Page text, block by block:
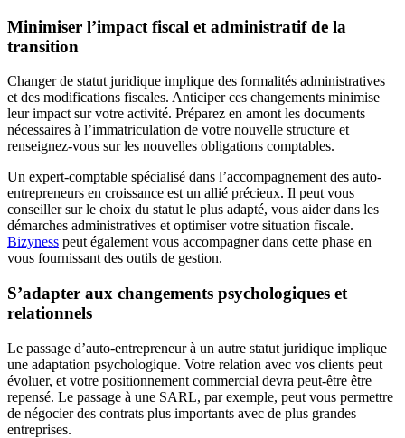
Minimiser l’impact fiscal et administratif de la
transition
Changer de statut juridique implique des formalités administratives
et des modifications fiscales. Anticiper ces changements minimise
leur impact sur votre activité. Préparez en amont les documents
nécessaires à l’immatriculation de votre nouvelle structure et
renseignez-vous sur les nouvelles obligations comptables.
Un expert-comptable spécialisé dans l’accompagnement des auto-
entrepreneurs en croissance est un allié précieux. Il peut vous
conseiller sur le choix du statut le plus adapté, vous aider dans les
démarches administratives et optimiser votre situation fiscale.
Bizyness peut également vous accompagner dans cette phase en
vous fournissant des outils de gestion.
S’adapter aux changements psychologiques et
relationnels
Le passage d’auto-entrepreneur à un autre statut juridique implique
une adaptation psychologique. Votre relation avec vos clients peut
évoluer, et votre positionnement commercial devra peut-être être
repensé. Le passage à une SARL, par exemple, peut vous permettre
de négocier des contrats plus importants avec de plus grandes
entreprises.